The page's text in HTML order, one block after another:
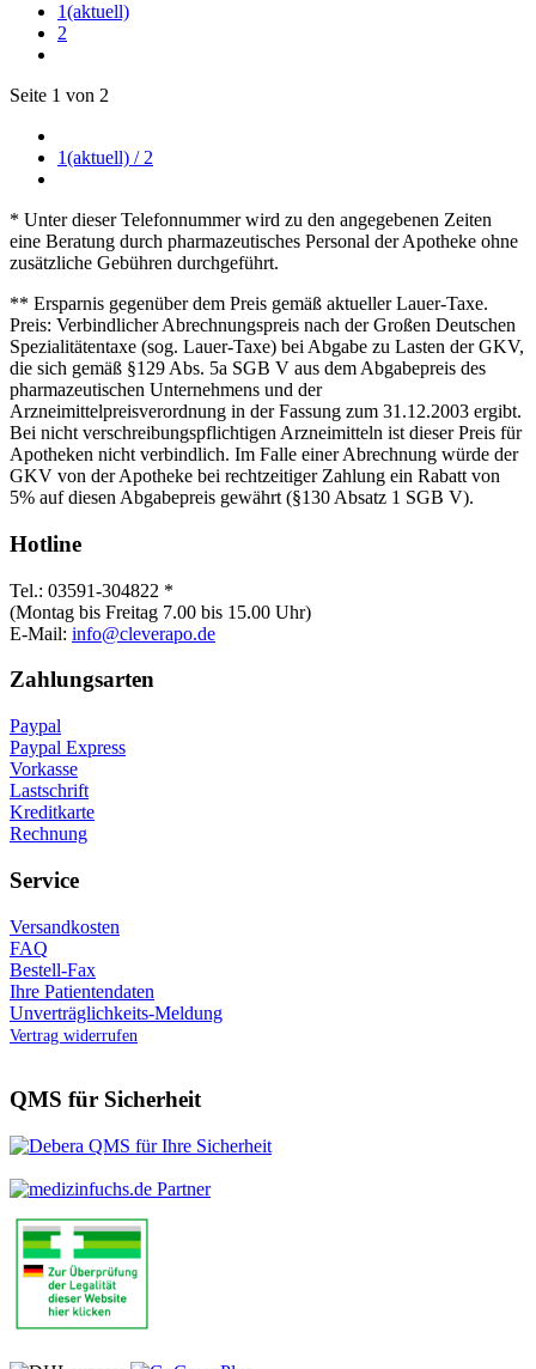
1(aktuell)
2
Seite 1 von 2
1(aktuell) / 2
* Unter dieser Telefonnummer wird zu den angegebenen Zeiten
eine Beratung durch pharmazeutisches Personal der Apotheke ohne
zusätzliche Gebühren durchgeführt.
** Ersparnis gegenüber dem Preis gemäß aktueller Lauer-Taxe.
Preis: Verbindlicher Abrechnungspreis nach der Großen Deutschen
Spezialitätentaxe (sog. Lauer-Taxe) bei Abgabe zu Lasten der GKV,
die sich gemäß §129 Abs. 5a SGB V aus dem Abgabepreis des
pharmazeutischen Unternehmens und der
Arzneimittelpreisverordnung in der Fassung zum 31.12.2003 ergibt.
Bei nicht verschreibungspflichtigen Arzneimitteln ist dieser Preis für
Apotheken nicht verbindlich. Im Falle einer Abrechnung würde der
GKV von der Apotheke bei rechtzeitiger Zahlung ein Rabatt von
5% auf diesen Abgabepreis gewährt (§130 Absatz 1 SGB V).
Hotline
Tel.: 03591-304822 *
(Montag bis Freitag 7.00 bis 15.00 Uhr)
E-Mail: info@cleverapo.de
Zahlungsarten
Paypal
Paypal Express
Vorkasse
Lastschrift
Kreditkarte
Rechnung
Service
Versandkosten
FAQ
Bestell-Fax
Ihre Patientendaten
Unverträglichkeits-Meldung
Vertrag widerrufen
QMS für Sicherheit